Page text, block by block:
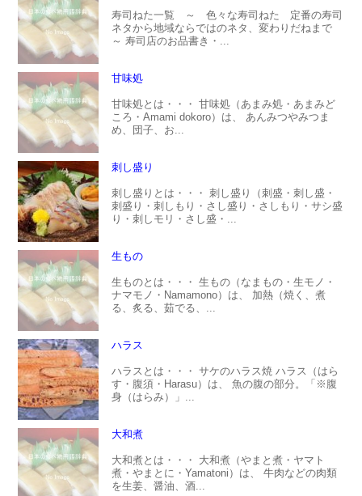
寿司ねた一覧 ～ 色々な寿司ねた 定番の寿司
ネタから地域ならではのネタ、変わりだねまで
～ 寿司店のお品書き・...
甘味処
甘味処とは・・・ 甘味処（あまみ処・あまみど
ころ・Amami dokoro）は、 あんみつやみつま
め、団子、お...
刺し盛り
刺し盛りとは・・・ 刺し盛り（刺盛・刺し盛・
刺盛り・刺しもり・さし盛り・さしもり・サシ盛
り・刺しモリ・さし盛・...
生もの
生ものとは・・・ 生もの（なまもの・生モノ・
ナマモノ・Namamono）は、 加熱（焼く、煮
る、炙る、茹でる、...
ハラス
ハラスとは・・・ サケのハラス焼 ハラス（はら
す・腹須・Harasu）は、 魚の腹の部分。「※腹
身（はらみ）」...
大和煮
大和煮とは・・・ 大和煮（やまと煮・ヤマト
煮・やまとに・Yamatoni）は、 牛肉などの肉類
を生姜、醤油、酒...